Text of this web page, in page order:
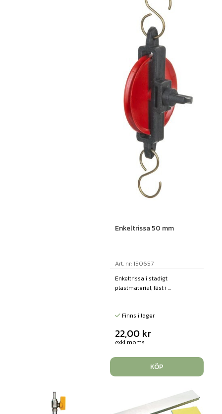
Enkeltrissa 50 mm
Art. nr: 150657
Enkeltrissa i stadigt
plastmaterial, fäst i ...
Finns i lager
22,00 kr
exkl moms
KÖP